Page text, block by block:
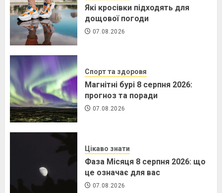
Які кросівки підходять для
дощової погоди
07.08.2026
Спорт та здоровя
Магнітні бурі 8 серпня 2026:
прогноз та поради
07.08.2026
Цікаво знати
Фаза Місяця 8 серпня 2026: що
це означає для вас
07.08.2026